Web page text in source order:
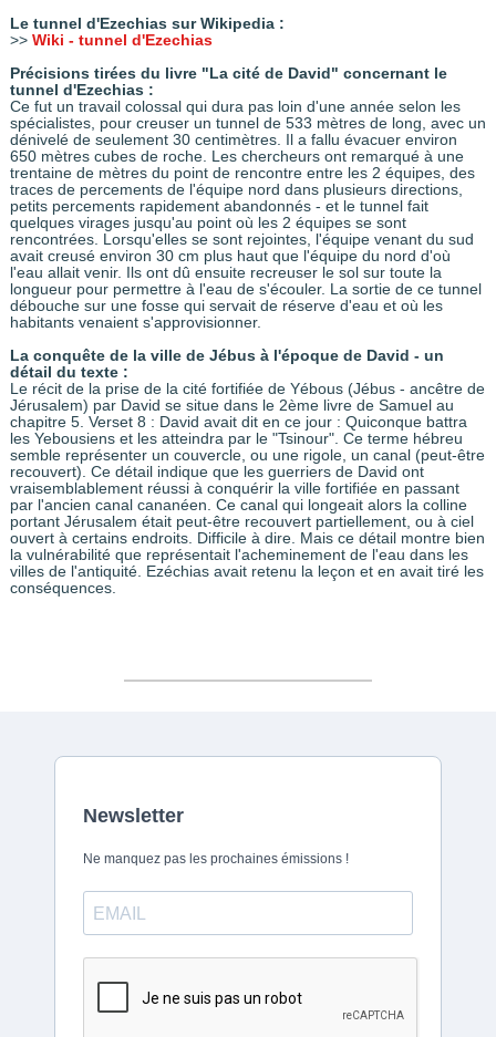
Le tunnel d'Ezechias sur Wikipedia :
>> Wiki - tunnel d'Ezechias
Précisions tirées du livre "La cité de David" concernant le
tunnel d'Ezechias :
Ce fut un travail colossal qui dura pas loin d'une année selon les
spécialistes, pour creuser un tunnel de 533 mètres de long, avec un
dénivelé de seulement 30 centimètres. Il a fallu évacuer environ
650 mètres cubes de roche. Les chercheurs ont remarqué à une
trentaine de mètres du point de rencontre entre les 2 équipes, des
traces de percements de l'équipe nord dans plusieurs directions,
petits percements rapidement abandonnés - et le tunnel fait
quelques virages jusqu'au point où les 2 équipes se sont
rencontrées. Lorsqu'elles se sont rejointes, l'équipe venant du sud
avait creusé environ 30 cm plus haut que l'équipe du nord d'où
l'eau allait venir. Ils ont dû ensuite recreuser le sol sur toute la
longueur pour permettre à l'eau de s'écouler. La sortie de ce tunnel
débouche sur une fosse qui servait de réserve d'eau et où les
habitants venaient s'approvisionner.
La conquête de la ville de Jébus à l'époque de David - un
détail du texte :
Le récit de la prise de la cité fortifiée de Yébous (Jébus - ancêtre de
Jérusalem) par David se situe dans le 2ème livre de Samuel au
chapitre 5. Verset 8 : David avait dit en ce jour : Quiconque battra
les Yebousiens et les atteindra par le "Tsinour". Ce terme hébreu
semble représenter un couvercle, ou une rigole, un canal (peut-être
recouvert). Ce détail indique que les guerriers de David ont
vraisemblablement réussi à conquérir la ville fortifiée en passant
par l'ancien canal cananéen. Ce canal qui longeait alors la colline
portant Jérusalem était peut-être recouvert partiellement, ou à ciel
ouvert à certains endroits. Difficile à dire. Mais ce détail montre bien
la vulnérabilité que représentait l'acheminement de l'eau dans les
villes de l'antiquité. Ezéchias avait retenu la leçon et en avait tiré les
conséquences.